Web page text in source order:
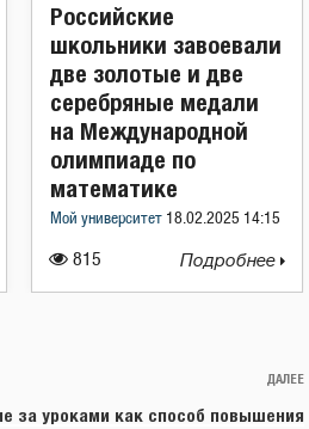
815
Российские
школьники завоевали
две золотые и две
серебряные медали
на Международной
олимпиаде по
математике
Мой университет 18.02.2025 14:15
Подробнее
ДАЛЕЕ
за уроками как способ повышения